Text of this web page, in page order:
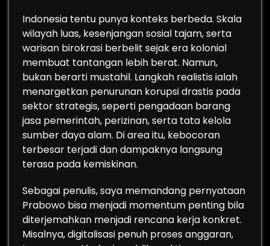
Indonesia tentu punya konteks berbeda. Skala
wilayah luas, kesenjangan sosial tajam, serta
warisan birokrasi berbelit sejak era kolonial
membuat tantangan lebih berat. Namun,
bukan berarti mustahil. Langkah realistis ialah
menargetkan penurunan korupsi drastis pada
sektor strategis, seperti pengadaan barang
jasa pemerintah, perizinan, serta tata kelola
sumber daya alam. Di area itu, kebocoran
terbesar terjadi dan dampaknya langsung
terasa pada kemiskinan.
Sebagai penulis, saya memandang pernyataan
Prabowo bisa menjadi momentum penting bila
diterjemahkan menjadi rencana kerja konkret.
Misalnya, digitalisasi penuh proses anggaran,